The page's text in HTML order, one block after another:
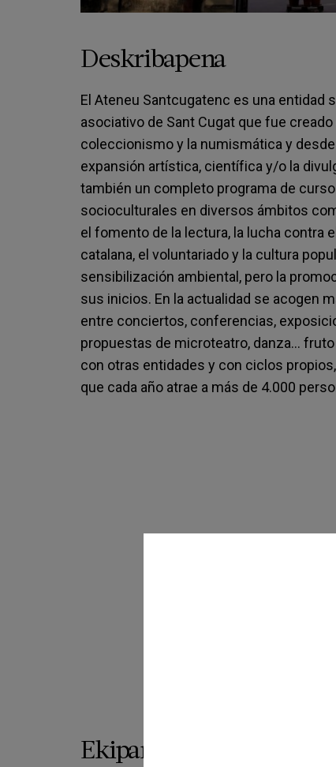
Deskribapena
El Ateneu Santcugatenc es una entidad
asociativo de Sant Cugat que fue
coleccionismo y la numismática y
expansión artística, científica y/o la
también un completo programa de
socioculturales en diversos ámbitos
el fomento de la lectura, la lucha contra
catalana, el voluntariado y la cultura
sensibilización ambiental, pero la
sus inicios. En la actualidad se acogen
entre conciertos, conferencias,
propuestas de microteatro, danza…
con otras entidades y con ciclos
que cada año atrae a más de 4.000
Ekipamenduaren